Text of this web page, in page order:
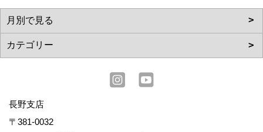
長野支店
〒381-0032